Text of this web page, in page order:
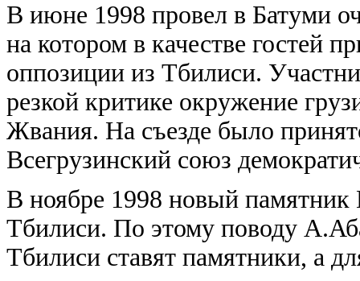
В июне 1998 провел в Батуми
на котором в качестве гостей
оппозиции из Тбилиси.
резкой критике окружение
Жвания. На съезде было
Всегрузинский союз
В ноябре 1998 новый
Тбилиси. По этому поводу
Тбилиси ставят памятники, а